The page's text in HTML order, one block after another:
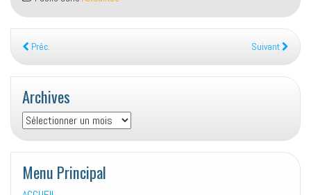
Préc. Suivant
Archives
Archives
Menu Principal